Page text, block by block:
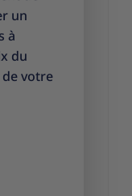
un
à
du
votre